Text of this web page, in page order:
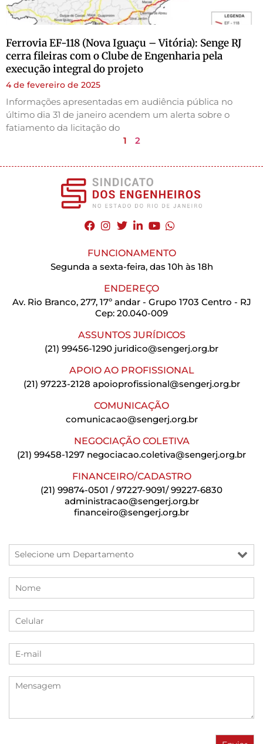
Ferrovia EF-118 (Nova Iguaçu – Vitória): Senge RJ
cerra fileiras com o Clube de Engenharia pela
execução integral do projeto
4 de fevereiro de 2025
Informações apresentadas em audiência pública no
último dia 31 de janeiro acendem um alerta sobre o
fatiamento da licitação do
1
2
FUNCIONAMENTO
Segunda a sexta-feira, das 10h às 18h
ENDEREÇO
Av. Rio Branco, 277, 17º andar - Grupo 1703 Centro - RJ
Cep: 20.040-009
ASSUNTOS JURÍDICOS
(21) 99456-1290 juridico@sengerj.org.br
APOIO AO PROFISSIONAL
(21) 97223-2128 apoioprofissional@sengerj.org.br
COMUNICAÇÃO
comunicacao@sengerj.org.br
NEGOCIAÇÃO COLETIVA
(21) 99458-1297 negociacao.coletiva@sengerj.org.br
FINANCEIRO/CADASTRO
(21) 99874-0501 / 97227-9091/ 99227-6830
administracao@sengerj.org.br
financeiro@sengerj.org.br